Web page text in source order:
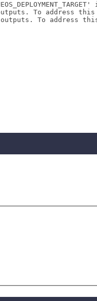
To address
To address